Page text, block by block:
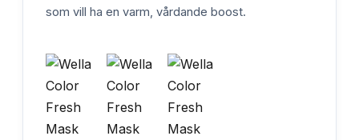
som vill ha en varm, vårdande boost.